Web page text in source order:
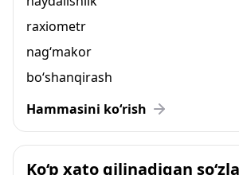
raxiometr
nag‘makor
bo‘shanqirash
Hammasini ko‘rish
Ko‘p xato qilinadigan